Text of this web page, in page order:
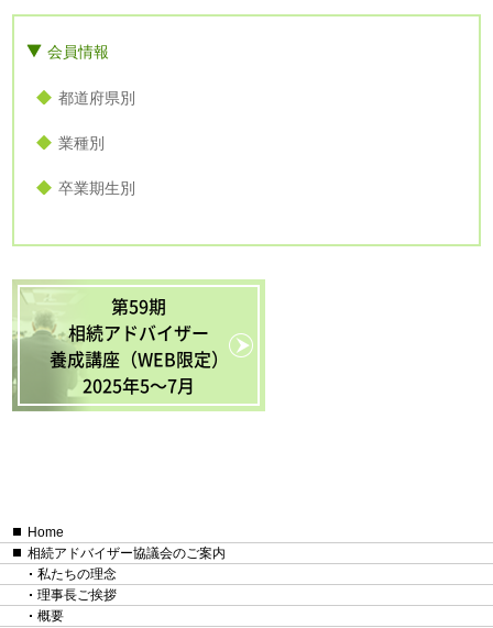
会員情報
都道府県別
業種別
卒業期生別
第59期
相続アドバイザー
養成講座（WEB限定）
2025年5〜7月
Home
相続アドバイザー協議会のご案内
私たちの理念
理事長ご挨拶
概要